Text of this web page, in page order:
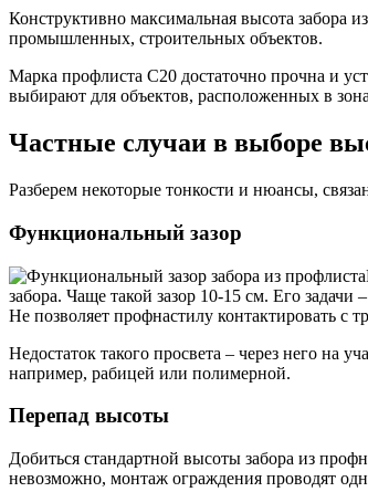
Конструктивно максимальная высота забора
промышленных, строительных объектов.
Марка профлиста С20 достаточно прочна и
выбирают для объектов, расположенных в
Частные случаи в выборе
Разберем некоторые тонкости и нюансы,
Функциональный зазор
забора. Чаще такой зазор 10-15 см. Его
Не позволяет профнастилу контактировать с
Недостаток такого просвета – через него на
например, рабицей или полимерной.
Перепад высоты
Добиться стандартной высоты забора из
невозможно, монтаж ограждения проводят